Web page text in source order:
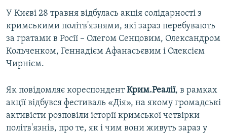
Усі сайти RFE/RL
У Києві 28 травня відбулась акція солідарності з
кримськими політв'язнями, які зараз перебувають
за гратами в Росії – Олегом Сенцовим, Олександром
Кольченком, Геннадієм Афанасьєвим і Олексієм
Чирнієм.
Як повідомляє кореспондентКрим.Реалії, в рамках
акції відбувся фестиваль «Дія», на якому громадські
активісти розповіли історії кримської четвірки
політв'язнів, про те, як і чим вони живуть зараз у